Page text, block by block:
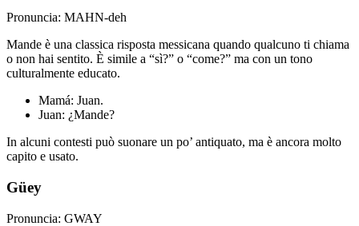
Pronuncia: MAHN-deh
Mande è una classica risposta messicana quando qualcuno ti chiama
o non hai sentito. È simile a “sì?” o “come?” ma con un tono
culturalmente educato.
Mamá: Juan.
Juan: ¿Mande?
In alcuni contesti può suonare un po’ antiquato, ma è ancora molto
capito e usato.
Güey
Pronuncia: GWAY